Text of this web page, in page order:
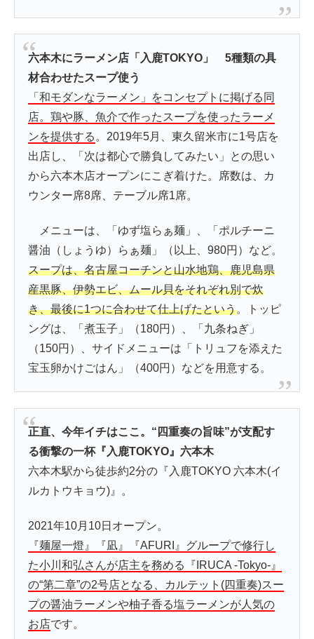
六本木にラーメン店「入鹿TOKYO」 5種類の具
材合わせたスープ使う
「和モダンなラーメン」をコンセプトに掲げる同
店。鶏や豚、魚介で作ったスープを使ったラーメ
ンを提供する 。2019年5月、東久留米市に1号店を
出店し、「次は都心で勝負してみたい」との思い
から六本木店オープンにこぎ着けた。席数は、カ
ウンター席8席、テーブル席1席。
メニューは、「ゆず塩らぁ麺」、「ポルチーニ
醤油（しょうゆ）らぁ麺」（以上、980円）など。
スープは、名古屋コーチンと山水地鶏、鹿児島県
産黒豚、伊勢エビ、ムール貝をそれぞれ別で炊
き、最後に1つに合わせて仕上げたという。トッピ
ングは、「煮玉子」（180円）、「九条ねぎ」
（150円）、サイドメニューは「トリュフを添えた
宝玉卵かけごはん」（400円）などを用意する。
正直、今年イチはここ。“四重奏の旨味”が支配す
る衝撃の一杯『入鹿TOKYO』六本木
六本木駅から徒歩約2分の『入鹿TOKYO 六本木(イ
ルカトウキョウ)』。
2021年10月10日オープン。
『麺屋一燈』『凪』『AFURI』グループで修行し
た小川和弘さんが店主を務める『IRUCA -Tokyo-』
の“第二章”の2号店となる、カルテット(四重奏)スー
プの醤油ラーメンや柚子香る塩ラーメンが人気の
お店です。